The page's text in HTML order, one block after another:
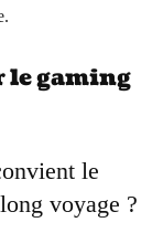
le gaming
le
voyage ?